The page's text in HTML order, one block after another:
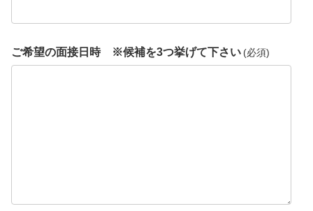
ご希望の面接日時 ※候補を3つ挙げて下さい (必須)